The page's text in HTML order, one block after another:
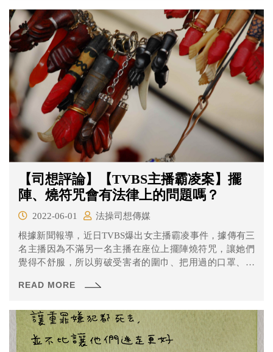
之嫌而遭拘提。很多人也提出疑問，如果沒律師資格就犯
法，那這樣很多公司法務不是也違法嗎？林義傑的問題真
的出在沒有律師資格，還是有其他原因？他的行為還可能
成立其他罪名嗎？一起來看看！
【司想評論】【TVBS主播霸凌案】擺
陣、燒符咒會有法律上的問題嗎？
2022-06-01
法操司想傳媒
根據新聞報導，近日TVBS爆出女主播霸凌事件，據傳有三
名主播因為不滿另一名主播在座位上擺陣燒符咒，讓她們
覺得不舒服，所以剪破受害者的圍巾、把用過的口罩、化
業界燒得沸沸揚揚，但TVBS否認有此事發生，僅表示主播
想透過擺陣燒符咒來犯罪，實際上會不會成立犯罪？二是
面對職場霸凌該如何是好？一起來看看吧！
READ MORE